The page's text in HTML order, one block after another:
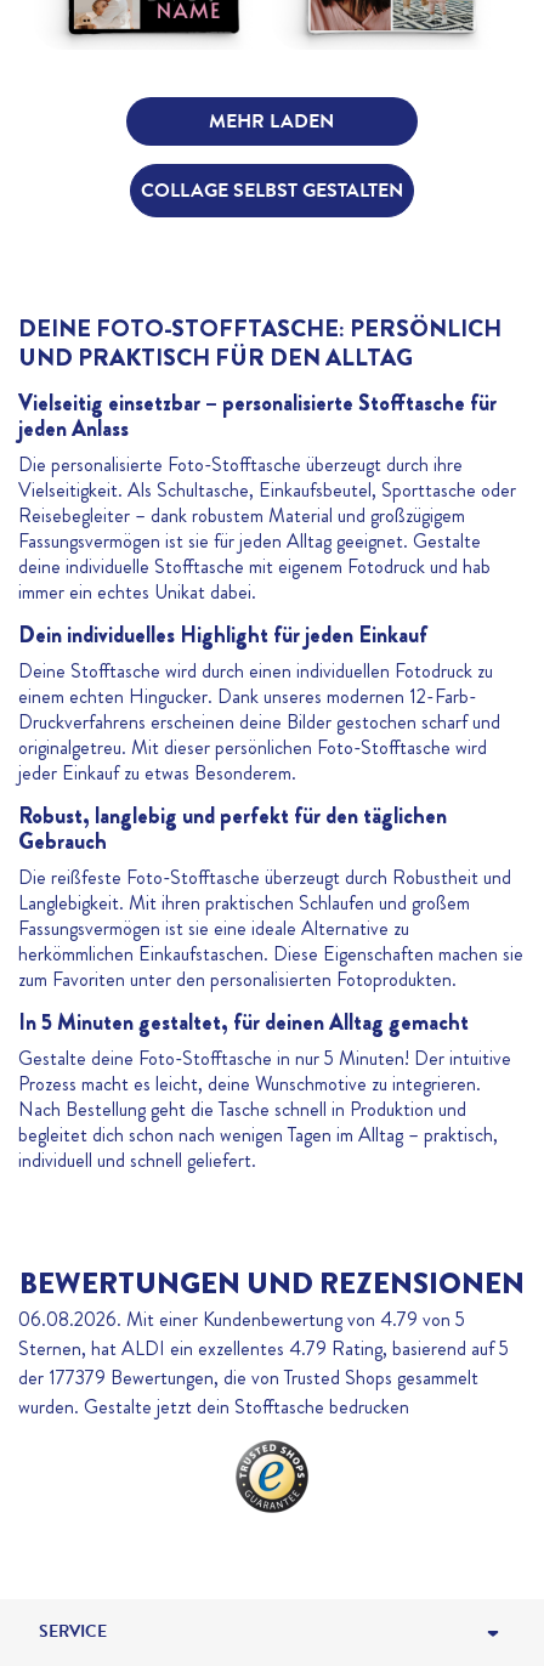
DEINE FOTO-STOFFTASCHE: PERSÖNLICH
UND PRAKTISCH FÜR DEN ALLTAG
Vielseitig einsetzbar – personalisierte Stofftasche für
jeden Anlass
Die personalisierte Foto-Stofftasche überzeugt durch ihre
Vielseitigkeit. Als Schultasche, Einkaufsbeutel, Sporttasche oder
Reisebegleiter – dank robustem Material und großzügigem
Fassungsvermögen ist sie für jeden Alltag geeignet. Gestalte
deine individuelle Stofftasche mit eigenem Fotodruck und hab
immer ein echtes Unikat dabei.
Dein individuelles Highlight für jeden Einkauf
Deine Stofftasche wird durch einen individuellen Fotodruck zu
einem echten Hingucker. Dank unseres modernen 12-Farb-
Druckverfahrens erscheinen deine Bilder gestochen scharf und
originalgetreu. Mit dieser persönlichen Foto-Stofftasche wird
jeder Einkauf zu etwas Besonderem.
Robust, langlebig und perfekt für den täglichen
Gebrauch
Die reißfeste Foto-Stofftasche überzeugt durch Robustheit und
Langlebigkeit. Mit ihren praktischen Schlaufen und großem
Fassungsvermögen ist sie eine ideale Alternative zu
herkömmlichen Einkaufstaschen. Diese Eigenschaften machen sie
zum Favoriten unter den personalisierten Fotoprodukten.
In 5 Minuten gestaltet, für deinen Alltag gemacht
Gestalte deine Foto-Stofftasche in nur 5 Minuten! Der intuitive
Prozess macht es leicht, deine Wunschmotive zu integrieren.
Nach Bestellung geht die Tasche schnell in Produktion und
begleitet dich schon nach wenigen Tagen im Alltag – praktisch,
individuell und schnell geliefert.
MEHR LADEN
COLLAGE SELBST GESTALTEN
BEWERTUNGEN UND REZENSIONEN
06.08.2026. Mit einer Kundenbewertung von 4.79 von 5
Sternen, hat ALDI ein exzellentes 4.79 Rating, basierend auf5
der 177379 Bewertungen, die von Trusted Shops gesammelt
wurden. Gestalte jetzt dein Stofftasche bedrucken
SERVICE